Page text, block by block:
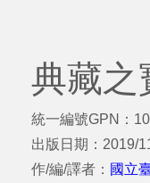
典藏之
統一編號GPN：
出版日期：2019/
作/編/譯者： 國立